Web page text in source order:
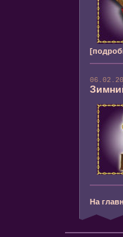
На